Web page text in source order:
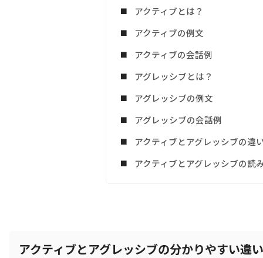
アクティブとは？
アクティブの例文
アクティブの会話例
アグレッシブとは？
アグレッシブの例文
アグレッシブの会話例
アクティブとアグレッシブの違
アクティブとアグレッシブの読
アクティブとアグレッシブの分かりやすい違い